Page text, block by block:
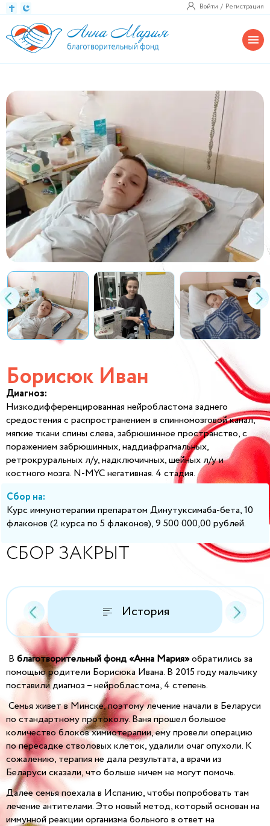
Войти Регистрация
Борисюк Иван
Диагноз:
Низкодифференцированная нейробластома заднего
средостения с распространением в спинномозговой канал,
мягкие ткани спины слева, забрюшинное пространство, с
поражением забрюшинных, наддиафрагмальных,
ретрокруральных л/у, надключичных, шейных л/у и
костного мозга. N-MYC негативная. 4 стадия.
Сбор на:
Курс иммунотерапии препаратом Динутуксимаба-бета, 10
флаконов (2 курса по 5 флаконов), 9 500 000,00 рублей.
СБОР ЗАКРЫТ
История
В благотворительный фонд «Анна Мария»обратились за
помощью родители Борисюка Ивана. В 2015 году мальчику
поставили диагноз – нейробластома, 4 степень.
Семья живет в Минске, поэтому лечение начали в Беларуси
по стандартному протоколу. Ваня прошел большое
количество блоков химиотерапии, ему провели операцию
по пересадке стволовых клеток, удалили очаг опухоли. К
сожалению, терапия не дала результата, а врачи из
Беларуси сказали, что больше ничем не могут помочь.
Далее семья поехала в Испанию, чтобы попробовать там
лечение антителами. Это новый метод, который основан на
иммунной реакции организма больного в ответ на